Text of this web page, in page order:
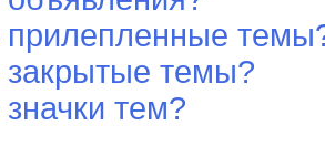
прилепленные
закрытые темы?
тем?